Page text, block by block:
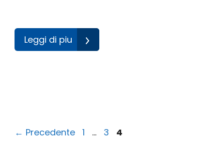
Leggi di piu
← Precedente Pagina
1 … Pagina
3 Pagina
4